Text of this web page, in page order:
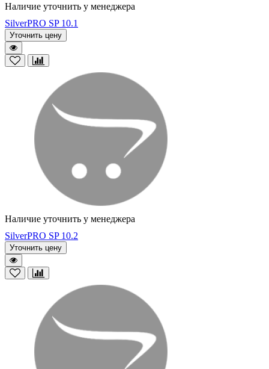
Наличие уточнить у менеджера
SilverPRO SP 10.1
Уточнить цену
Наличие уточнить у менеджера
SilverPRO SP 10.2
Уточнить цену